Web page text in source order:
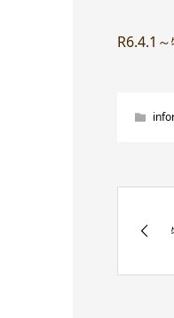
R6.4.1